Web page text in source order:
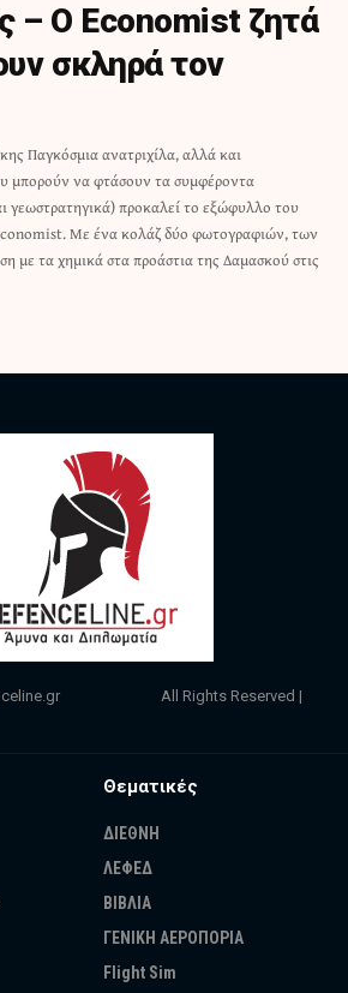
– Ο Economist ζητά
σκληρά τον
Παγκόσμια ανατριχίλα, αλλά και
μπορούν να φτάσουν τα συμφέροντα
γεωστρατηγικά) προκαλεί το εξώφυλλο του
Με ένα κολάζ δύο φωτογραφιών, των
με τα χημικά στα προάστια της Δαμασκού στις
All Rights Reserved |
Θεματικές
ΔΙΕΘΝΗ
ΛΕΦΕΔ
ΒΙΒΛΙΑ
ΓΕΝΙΚΗ ΑΕΡΟΠΟΡΙΑ
Flight Sim